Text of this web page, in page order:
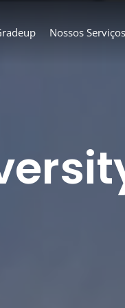
Nossos Serviços